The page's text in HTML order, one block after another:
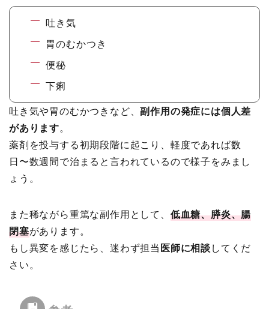
吐き気
胃のむかつき
便秘
下痢
吐き気や胃のむかつきなど、副作用の発症には個人差
があります。
薬剤を投与する初期段階に起こり、軽度であれば数
日〜数週間で治まると言われているので様子をみまし
ょう 。
また稀ながら重篤な副作用として、 低血糖、膵炎、腸
閉塞があります。
もし異変を感じたら、迷わず担当医師に相談してくだ
さい。